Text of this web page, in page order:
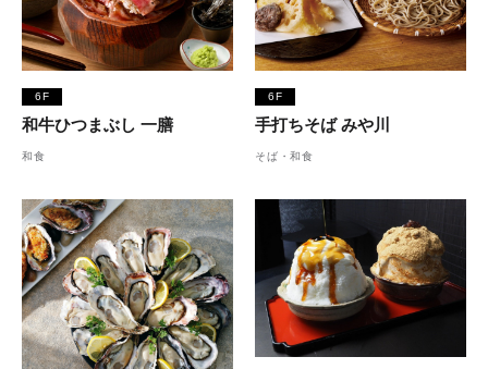
6F
和牛ひつまぶし 一膳
和食
6F
手打ちそば みや川
そば・和食